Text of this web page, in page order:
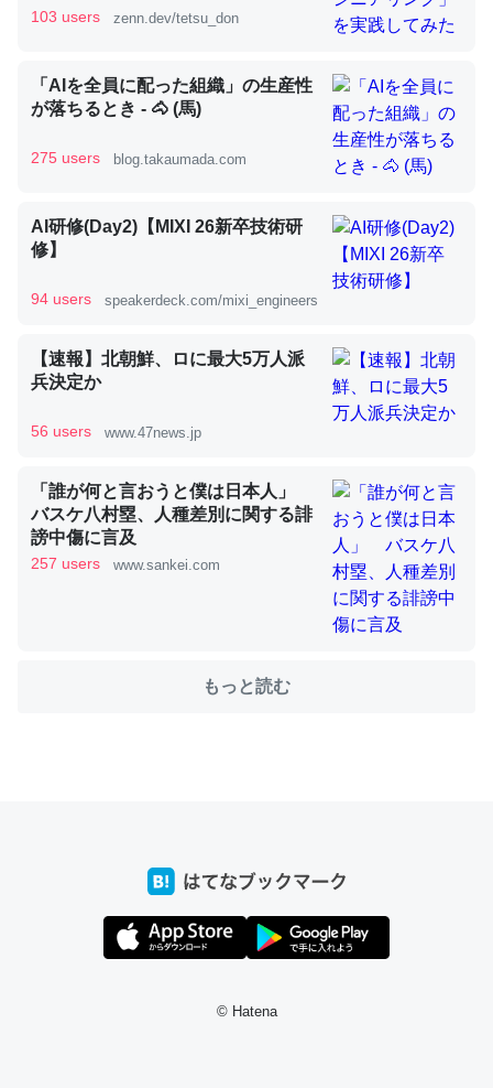
かりやすく強くなりそう
─ニュース :: 【研究発表】昆虫学の大問題＝「昆虫はなぜ海にいな
いのか」に関する新仮説
論文では「淡水はカルシウムも酸素も不足してて両方に不
利だから両方が拮抗してるのでは」とあって面白い。海に
ずキチンを強化してる筈だが、酵素が違うのか？
─ニュース :: 【研究発表】昆虫学の大問題＝「昆虫はなぜ海にいな
いのか」に関する新仮説
類は苦労してるんだな…。腹足類だと殻を無くしてナメク
ウチもEchoを実家に置いて４年。でたまに覗いてる。ぼ
ちぼちRingも置こうかと画策中。あと、Googleマップで
103 users zenn.dev/tetsu_don
「AIを全員に配った組織」の生産性
が落ちるとき - 🐴 (馬)
275 users blog.takaumada.com
AI研修(Day2)【MIXI 26新卒技術研
修】
94 users speakerdeck.com/mixi_engineers
【速報】北朝鮮、ロに最大5万人派
兵決定か
56 users www.47news.jp
「誰が何と言おうと僕は日本人」
バスケ八村塁、人種差別に関する誹
謗中傷に言及
257 users www.sankei.com
もっと読む
© Hatena